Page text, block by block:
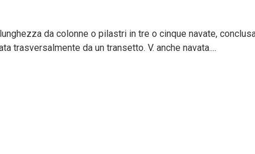
da colonne o pilastri in tre o cinque navate,
trasversalmente da un transetto. V. anche navata....